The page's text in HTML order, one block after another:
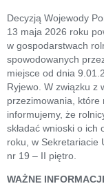
Decyzją Wojewody
13 maja 2026 roku
w gospodarstwach
spowodowanych
miejsce od dnia
Ryjewo. W związku z
przezimowania, które
informujemy, że
składać wnioski o
roku, w Sekretariacie
nr 19 – II piętro.
WAŻNE